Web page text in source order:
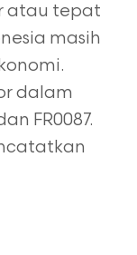
atau tepat
masih
dalam
FR0087.